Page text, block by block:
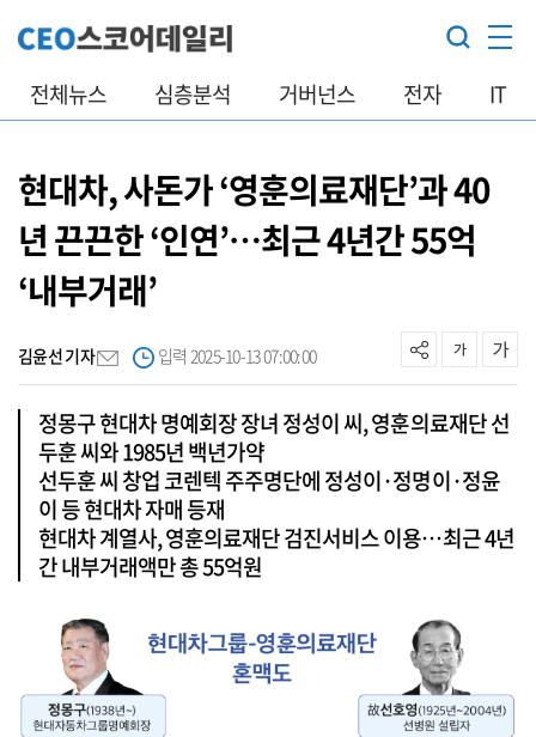
전체뉴스 심층분석 거버넌스 전자 IT
현대차, 사돈가 ‘영훈의료재단’과 40
년 끈끈한 ‘인연’…최근 4년간 55억
‘내부거래’
김윤선 기자 입력 2025-10-13 07:00:00
정몽구 현대차 명예회장 장녀 정성이 씨, 영훈의료재단 선
두훈 씨와 1985년 백년가약
선두훈 씨 창업 코렌텍 주주명단에 정성이·정명이·정윤
이 등 현대차 자매 등재
현대차 계열사, 영훈의료재단 검진서비스 이용…최근 4년
간 내부거래액만 총 55억원